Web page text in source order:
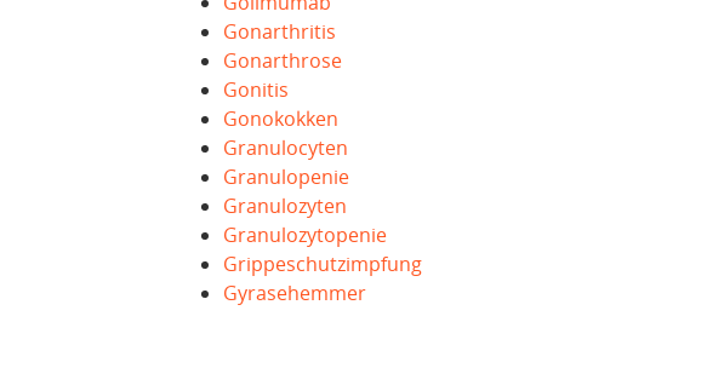
Gonarthritis
Gonarthrose
Gonitis
Gonokokken
Granulocyten
Granulopenie
Granulozyten
Granulozytopenie
Grippeschutzimpfung
Gyrasehemmer